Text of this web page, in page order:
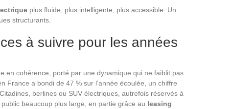
plus fluide, plus intelligente, plus accessible. Un
structurants.
à suivre pour les années
en cohérence, porté par une dynamique qui ne faiblit pas.
France a bondi de 47 % sur l’année écoulée, un chiffre
berlines ou SUV électriques, autrefois réservés à
beaucoup plus large, en partie grâce au leasing